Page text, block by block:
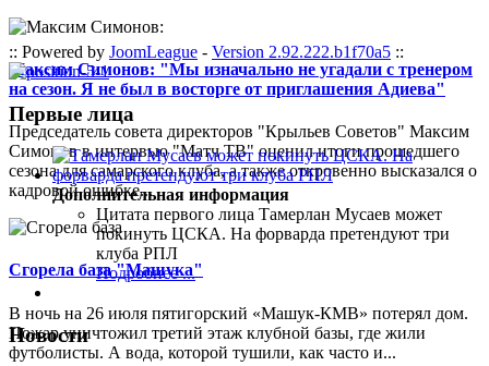
Максим Симонов: "Мы изначально не угадали с тренером
на сезон. Я не был в восторге от приглашения Адиева"
Председатель совета директоров "Крыльев Советов" Максим
Симонов в интервью "Матч ТВ" оценил итоги прошедшего
сезона для самарского клуба, а также откровенно высказался о
кадровой ошибке...
Сгорела база "Машука"
В ночь на 26 июля пятигорский «Машук-КМВ» потерял дом.
Пожар уничтожил третий этаж клубной базы, где жили
футболисты. А вода, которой тушили, как часто и...
:: Powered by JoomLeague - Version 2.92.222.b1f70a5 ::
Первые лица
Дополнительная информация
Цитата первого лица Тамерлан Мусаев может
покинуть ЦСКА. На форварда претендуют три
клуба РПЛ
Подробнее ...
Новости